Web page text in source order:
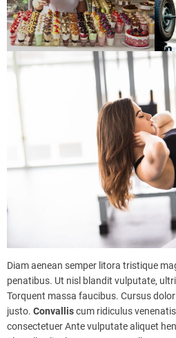
Diam aenean semper litora tristique
penatibus. Ut nisl blandit vulputate,
Torquent massa faucibus. Cursus
justo. Convalliscum ridiculus
consectetuer Ante vulputate aliquet